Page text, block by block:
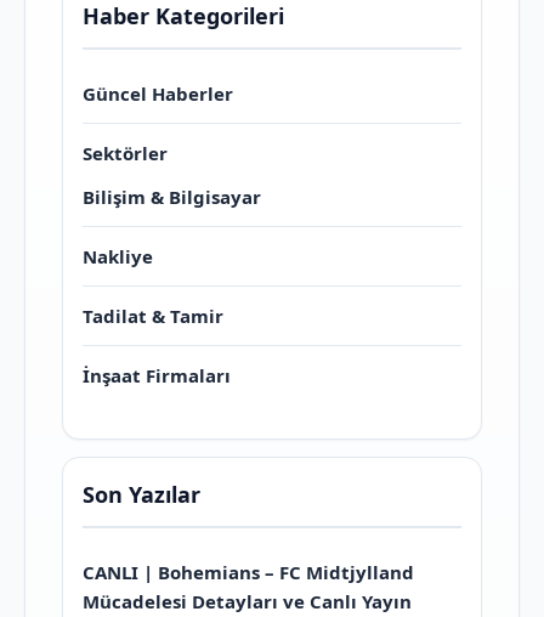
Haber Kategorileri
Güncel Haberler
Sektörler
Bilişim & Bilgisayar
Nakliye
Tadilat & Tamir
İnşaat Firmaları
Son Yazılar
CANLI | Bohemians – FC Midtjylland
Mücadelesi Detayları ve Canlı Yayın